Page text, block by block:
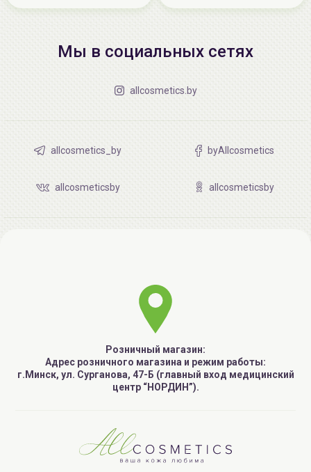
Мы в социальных сетях
allcosmetics.by
allcosmetics_by byAllcosmetics
allcosmeticsby allcosmeticsby
Розничный магазин:
Адрес розничного магазина и режим работы:
г.Минск, ул. Сурганова, 47-Б (главный вход медицинский
центр “НОРДИН”).